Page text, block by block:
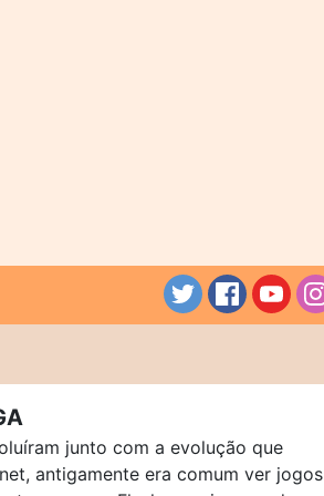
junto com a evolução que
antigamente era comum ver jogos